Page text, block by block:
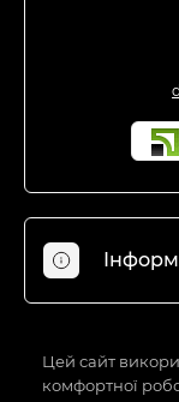
Доставка
Про магазин
Цей сайт
комфортної